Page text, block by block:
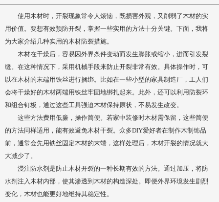
使用木材时，开裂现象常令人烦恼，既损害外观，又削弱了木材的实
用价值。要想有效预防开裂，掌握一些实用的方法十分关键。下面，我将
为大家介绍几种实用的木材防裂措施。
木材在干燥后，容易因外界条件变动而发生膨胀或缩小，进而引发裂
缝。在这种情况下，采用机械手段来防止开裂非常有效。具体操作时，可
以在木材的末端用铁丝进行捆绑。比如在一些小型的家具制造厂，工人们
会将干燥好的木材两端用铁丝牢固地绑扎起来。此外，还可以利用防裂环
和组合钉板，通过这些工具强迫木材保持原状，不易发生改变。
这些方法费用低廉，操作简便。若家中装修时木材需保留，这些简便
的方法同样适用，能有效避免木材干裂。众多DIY爱好者在制作木制饰品
前，通常会先用铁丝固定木材的末端，这样处理后，木材开裂的情况就大
大减少了。
浸注防水剂是防止木材开裂的一种长期有效的方法。通过加压，将防
水剂注入木材内部，使其渗透到木材的构造深处。即便外界环境发生剧烈
变化，木材也能更好地维持其稳定性。